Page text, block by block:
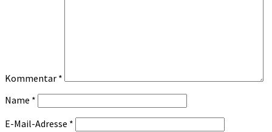
Kommentar *
Name *
E-Mail-Adresse *